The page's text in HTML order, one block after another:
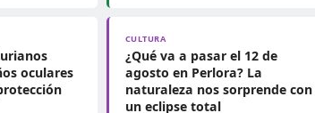
oculares
CULTURA
¿Qué va a pasar el 12 de
agosto en Perlora? La
naturaleza nos sorprende con
un eclipse total